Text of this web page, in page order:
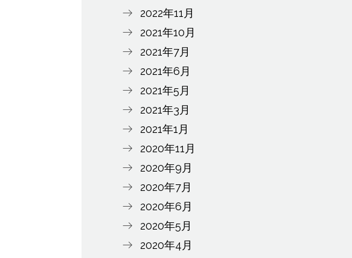
2022年11月
2021年10月
2021年7月
2021年6月
2021年5月
2021年3月
2021年1月
2020年11月
2020年9月
2020年7月
2020年6月
2020年5月
2020年4月